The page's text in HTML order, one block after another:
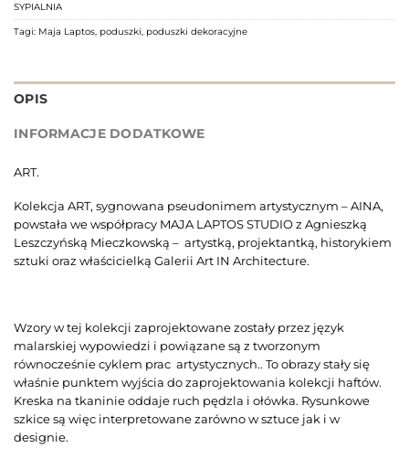
SYPIALNIA
Tagi: Maja Laptos, poduszki, poduszki dekoracyjne
OPIS
INFORMACJE DODATKOWE
ART.
Kolekcja ART, sygnowana pseudonimem artystycznym – AINA,
powstała we współpracy MAJA LAPTOS STUDIO z Agnieszką
Leszczyńską Mieczkowską – artystką, projektantką, historykiem
sztuki oraz właścicielką Galerii Art IN Architecture.
Wzory w tej kolekcji zaprojektowane zostały przez język
malarskiej wypowiedzi i powiązane są z tworzonym
równocześnie cyklem prac artystycznych.. To obrazy stały się
właśnie punktem wyjścia do zaprojektowania kolekcji haftów.
Kreska na tkaninie oddaje ruch pędzla i ołówka. Rysunkowe
szkice są więc interpretowane zarówno w sztuce jak i w
designie.